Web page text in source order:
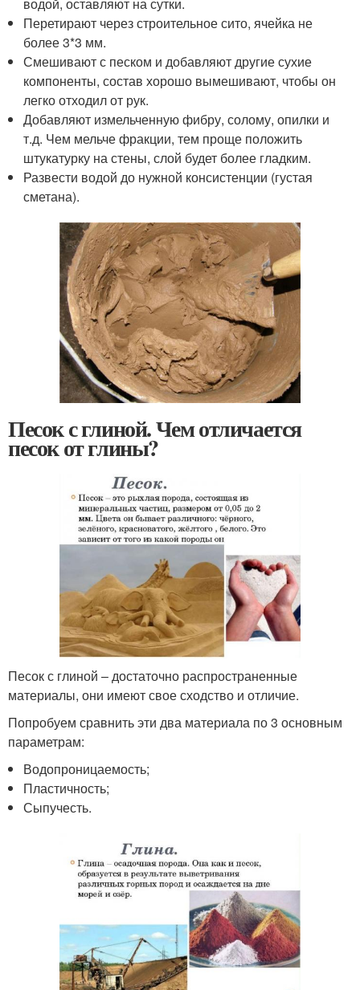
водой, оставляют на сутки.
Перетирают через строительное сито, ячейка не
более 3*3 мм.
Смешивают с песком и добавляют другие сухие
компоненты, состав хорошо вымешивают, чтобы он
легко отходил от рук.
Добавляют измельченную фибру, солому, опилки и
т.д. Чем мельче фракции, тем проще положить
штукатурку на стены, слой будет более гладким.
Развести водой до нужной консистенции (густая
сметана).
Песок с глиной. Чем отличается
песок от глины?
Песок с глиной – достаточно распространенные
материалы, они имеют свое сходство и отличие.
Попробуем сравнить эти два материала по 3 основным
параметрам:
Водопроницаемость;
Пластичность;
Сыпучесть.